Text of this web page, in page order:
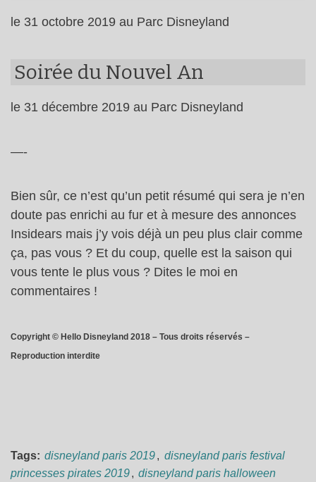
le 31 octobre 2019 au Parc Disneyland
Soirée du Nouvel An
le 31 décembre 2019 au Parc Disneyland
—-
Bien sûr, ce n’est qu’un petit résumé qui sera je n’en
doute pas enrichi au fur et à mesure des annonces
Insidears mais j’y vois déjà un peu plus clair comme
ça, pas vous ? Et du coup, quelle est la saison qui
vous tente le plus vous ? Dites le moi en
commentaires !
Copyright © Hello Disneyland 2018 – Tous droits réservés –
Reproduction interdite
Tags: disneyland paris 2019, disneyland paris festival
princesses pirates 2019, disneyland paris halloween